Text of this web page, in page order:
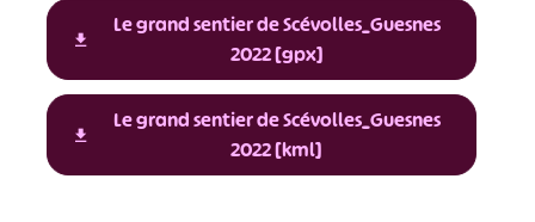
Le grand sentier de Scévolles_Guesnes
2022 [gpx]
Le grand sentier de Scévolles_Guesnes
2022 [kml]